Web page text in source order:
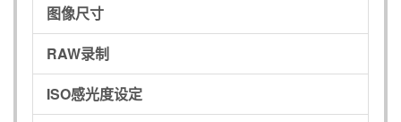
图像尺寸
RAW录制
ISO感光度设定